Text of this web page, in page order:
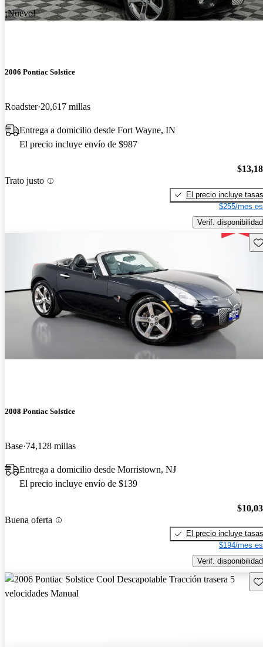
¡Nuevo!
2006 Pontiac Solstice
Roadster 20,617 millas
Entrega a domicilio desde Fort Wayne, IN
El precio incluye envío de $987
Trato justo
El precio incluye tasas
$255/mes
Verif. disponibilidad
2008 Pontiac Solstice
Base 74,128 millas
Entrega a domicilio desde Morristown, NJ
El precio incluye envío de $139
Buena oferta
El precio incluye tasas
$194/mes
Verif. disponibilidad